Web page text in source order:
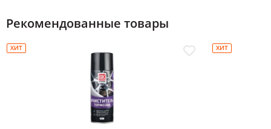
Рекомендованные товары
ХИТ ХИТ